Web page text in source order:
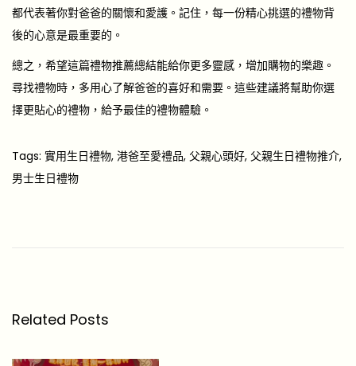
都代表著你對爸爸的關懷和愛護。記住，每一份精心挑選的禮物背
後的心意是最重要的。
總之，希望這篇禮物推薦總結能給你更多靈感，增加購物的樂趣。
尋找禮物時，多用心了解爸爸的喜好和需要。這些建議將幫助你選
擇更貼心的禮物，給予最佳的禮物體驗。
Tags: 實用生日禮物, 港爸至愛禮品, 父親心頭好, 父親生日禮物推介,
男士生日禮物
禮
】
Related Posts